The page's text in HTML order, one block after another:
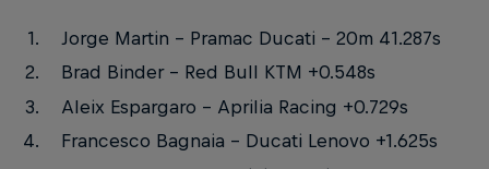
Jorge Martin – Pramac Ducati – 20m 41.287s
Brad Binder – Red Bull KTM +0.548s
Aleix Espargaro – Aprilia Racing +0.729s
Francesco Bagnaia – Ducati Lenovo +1.625s